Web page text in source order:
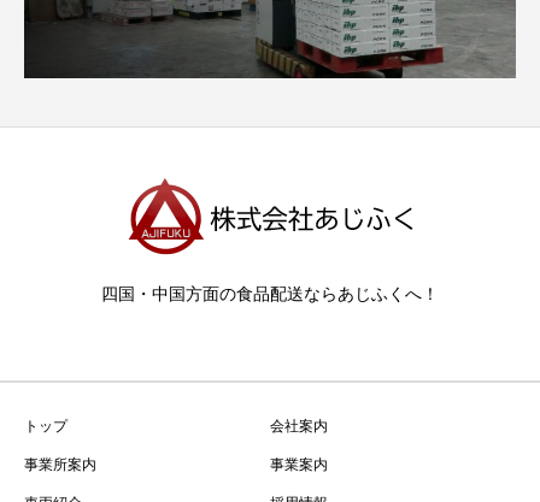
四国・中国方面の食品配送ならあじふくへ！
トップ
会社案内
事業所案内
事業案内